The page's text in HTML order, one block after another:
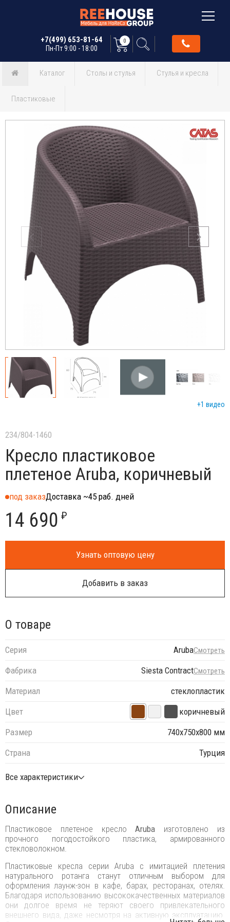
+7(499) 653-81-64
Пн-Пт 9:00 - 18:00
0
Каталог Столы и стулья Стулья и кресла
Пластиковые
+1 видео
234/804-1460
Кресло пластиковое
плетеное Aruba, коричневый
под заказДоставка ~45 раб. дней
14 690 ₽
Узнать оптовую цену
Добавить в заказ
О товаре
Серия ArubaСмотреть
Фабрика Siesta ContractСмотреть
Материал
стеклопластик
Цвет
коричневый
Размер
740х750х800 мм
Страна
Турция
Все характеристики
Описание
Пластиковое плетеное креслоAruba изготовлено из
прочного погодостойкого пластика, армированного
стекловолокном.
Пластиковые кресла серии Aruba с имитацией плетения
натурального ротанга станут отличным выбором для
оформления лаунж-зон в кафе, барах, ресторанах, отелях.
Благодаря использованию высококачественных материалов
они долгое время не теряют своего привлекательного
внешнего вида, даже несмотря на активную эксплуатацию.